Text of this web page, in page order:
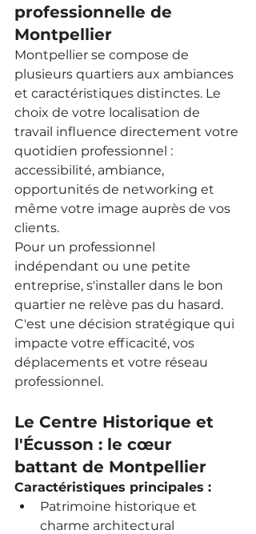
professionnelle de
Montpellier
Montpellier se compose de
plusieurs quartiers aux ambiances
et caractéristiques distinctes. Le
choix de votre localisation de
travail influence directement votre
quotidien professionnel :
accessibilité, ambiance,
opportunités de networking et
même votre image auprès de vos
clients.
Pour un professionnel
indépendant ou une petite
entreprise, s'installer dans le bon
quartier ne relève pas du hasard.
C'est une décision stratégique qui
impacte votre efficacité, vos
déplacements et votre réseau
professionnel.
Le Centre Historique et
l'Écusson : le cœur
battant de Montpellier
Caractéristiques principales :
Patrimoine historique et
charme architectural